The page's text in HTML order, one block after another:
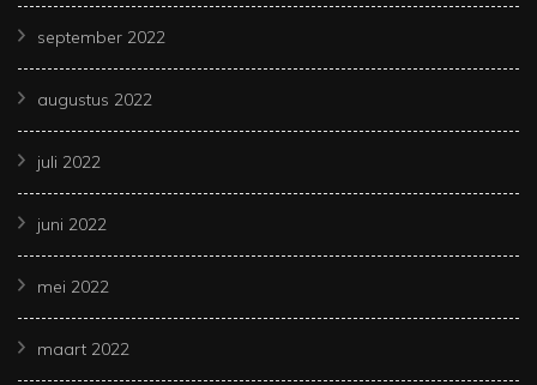
september 2022
augustus 2022
juli 2022
juni 2022
mei 2022
maart 2022